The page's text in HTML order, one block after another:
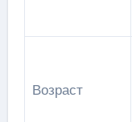
Возраст